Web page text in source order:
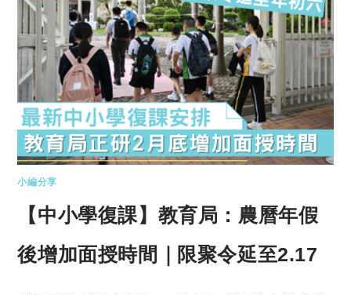
小編分享
【中小學復課】教育局：農曆年假
後增加面授時間｜限聚令延至2.17